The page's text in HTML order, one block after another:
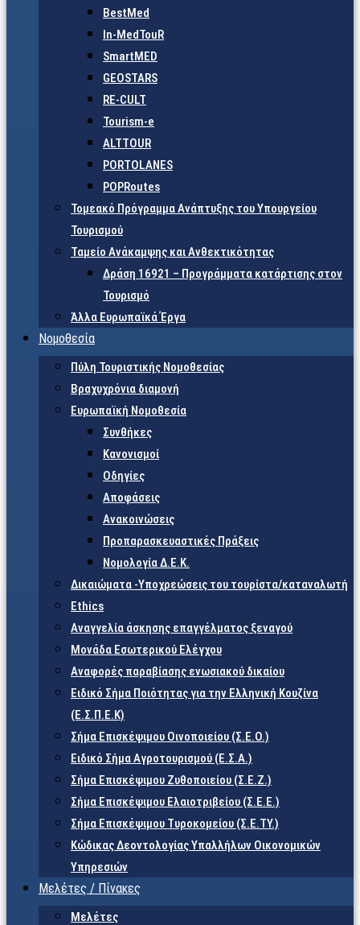
BestMed
In-MedTouR
SmartMED
GEOSTARS
RE-CULT
Tourism-e
ALTTOUR
PORTOLANES
POPRoutes
Τομεακό Πρόγραμμα Ανάπτυξης του Υπουργείου
Τουρισμού
Ταμείο Ανάκαμψης και Ανθεκτικότητας
Δράση 16921 – Προγράμματα κατάρτισης στον
Τουρισμό
Άλλα Ευρωπαϊκά Έργα
Νομοθεσία
Πύλη Τουριστικής Νομοθεσίας
Βραχυχρόνια διαμονή
Ευρωπαϊκή Νομοθεσία
Συνθήκες
Κανονισμοί
Οδηγίες
Αποφάσεις
Ανακοινώσεις
Προπαρασκευαστικές Πράξεις
Νομολογία Δ.Ε.Κ.
Δικαιώματα -Υποχρεώσεις του τουρίστα/καταναλωτή
Ethics
Αναγγελία άσκησης επαγγέλματος ξεναγού
Μονάδα Εσωτερικού Ελέγχου
Αναφορές παραβίασης ενωσιακού δικαίου
Ειδικό Σήμα Ποιότητας για την Ελληνική Κουζίνα
(Ε.Σ.Π.Ε.Κ)
Σήμα Επισκέψιμου Οινοποιείου (Σ.Ε.Ο.)
Ειδικό Σήμα Αγροτουρισμού (Ε.Σ.Α.)
Σήμα Επισκέψιμου Ζυθοποιείου (Σ.Ε.Ζ.)
Σήμα Επισκέψιμου Ελαιοτριβείου (Σ.Ε.Ε.)
Σήμα Επισκέψιμου Τυροκομείου (Σ.Ε.TY.)
Κώδικας Δεοντολογίας Υπαλλήλων Οικονομικών
Υπηρεσιών
Μελέτες / Πίνακες
Μελέτες